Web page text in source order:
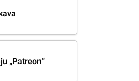
„Patreon“